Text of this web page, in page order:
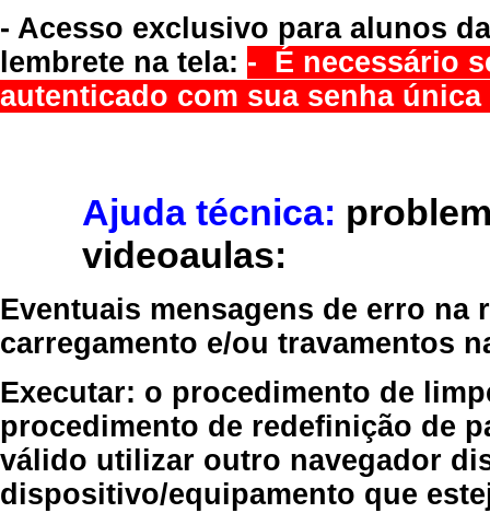
- Acesso exclusivo para alunos
lembrete na tela: - É necessário
autenticado com sua senha
Ajuda técnica:
videoaulas:
Eventuais mensagens de erro
carregamento e/ou travamentos
Executar: o procedimento de
procedimento de redefinição de
válido utilizar outro navegador
dispositivo/equipamento que